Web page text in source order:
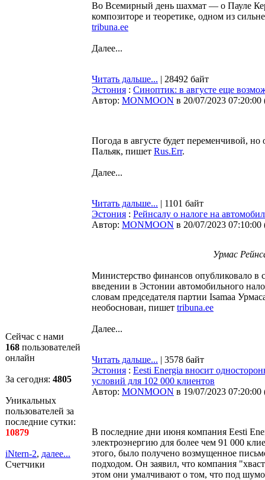
Сейчас с нами
168 пользователей
онлайн
За сегодня: 4805
Уникальных
пользователей за
последние сутки:
10879
iNtern-2, далее...
Счетчики
Во Всемирный день шахмат — о Пауле
композиторе и теоретике, одном из
tribuna.ee
Далее...
Читать дальше... | 28492 байт
Эстония : Синоптик: в августе еще
Автор: MONMOON в 20/07/2023 07:20:00
Погода в августе будет переменчивой,
Пальяк, пишет Rus.Err.
Далее...
Читать дальше... | 1101 байт
Эстония : Рейнсалу о налоге на
Автор: MONMOON в 20/07/2023 07:10:00
Урмас
Министерство финансов опубликовало в
введении в Эстонии автомобильного
словам председателя партии Isamaa
необоснован, пишет tribuna.ee
Далее...
Читать дальше... | 3578 байт
Эстония : Eesti Energia вносит
условий для 102 000 клиентов
Автор: MONMOON в 19/07/2023 07:20:00
В последние дни июня компания Eesti
электроэнергию для более чем 91 000
этого, было получено возмущенное
подходом. Он заявил, что компания
этом они умалчивают о том, что под